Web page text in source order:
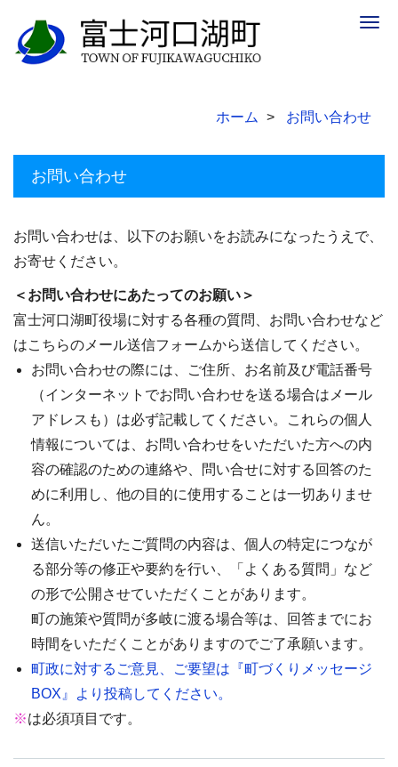
ホーム お問い合わせ
お問い合わせ
お問い合わせは、以下のお願いをお読みになったうえで、
お寄せください。
＜お問い合わせにあたってのお願い＞
富士河口湖町役場に対する各種の質問、お問い合わせなど
はこちらのメール送信フォームから送信してください。
お問い合わせの際には、ご住所、お名前及び電話番号
（インターネットでお問い合わせを送る場合はメール
アドレスも）は必ず記載してください。これらの個人
情報については、お問い合わせをいただいた方への内
容の確認のための連絡や、問い合せに対する回答のた
めに利用し、他の目的に使用することは一切ありませ
ん。
送信いただいたご質問の内容は、個人の特定につなが
る部分等の修正や要約を行い、「よくある質問」など
の形で公開させていただくことがあります。
町の施策や質問が多岐に渡る場合等は、回答までにお
時間をいただくことがありますのでご了承願います。
町政に対するご意見、ご要望は『町づくりメッセージ
BOX』より投稿してください。
※は必須項目です。